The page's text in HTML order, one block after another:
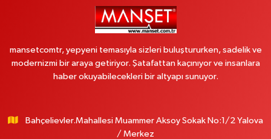
mansetcomtr, yepyeni temasıyla sizleri buluştururken, sadelik ve
modernizmi bir araya getiriyor. Şatafattan kaçınıyor ve insanlara
haber okuyabilecekleri bir altyapı sunuyor.
Bahçelievler.Mahallesi Muammer Aksoy Sokak No:1/2 Yalova
/ Merkez